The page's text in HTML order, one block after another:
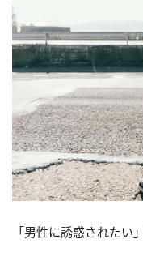
「男性に誘惑されたい